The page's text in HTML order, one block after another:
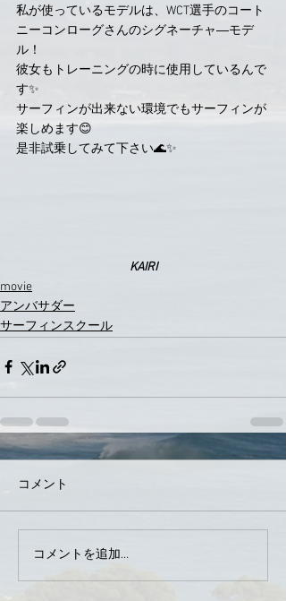
私が使っているモデルは、WCT選手のコート
ニーコンローグさんのシグネーチャ―モデ
ル！
彼女もトレーニングの時に使用しているんで
す✨
サーフィンが出来ない環境でもサーフィンが
楽しめます😊
是非試乗してみて下さい🌊✨
KAIRI
movie
アンバサダー
サーフィンスクール
コメント
コメントを追加…